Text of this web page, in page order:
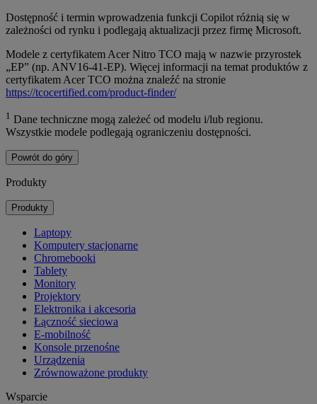
Dostępność i termin wprowadzenia funkcji Copilot różnią się w
zależności od rynku i podlegają aktualizacji przez firmę Microsoft.
Modele z certyfikatem Acer Nitro TCO mają w nazwie przyrostek
„EP” (np. ANV16-41-EP). Więcej informacji na temat produktów z
certyfikatem Acer TCO można znaleźć na stronie
https://tcocertified.com/product-finder/
1 Dane techniczne mogą zależeć od modelu i/lub regionu.
Wszystkie modele podlegają ograniczeniu dostępności.
Powrót do góry
Produkty
Produkty
Laptopy
Komputery stacjonarne
Chromebooki
Tablety
Monitory
Projektory
Elektronika i akcesoria
Łączność sieciowa
E-mobilność
Konsole przenośne
Urządzenia
Zrównoważone produkty
Wsparcie